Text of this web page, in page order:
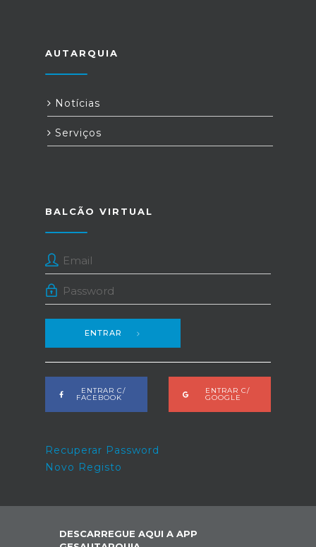
AUTARQUIA
Notícias
Serviços
BALCÃO VIRTUAL
ENTRAR
ENTRAR C/
FACEBOOK
ENTRAR C/
GOOGLE
Recuperar Password
Novo Registo
DESCARREGUE AQUI A APP